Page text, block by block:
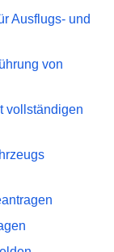
Ausflugs- und
von
vollständigen